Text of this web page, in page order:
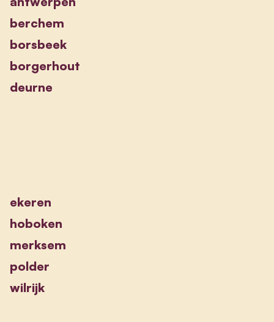
berchem
borsbeek
borgerhout
deurne
ekeren
hoboken
merksem
polder
wilrijk